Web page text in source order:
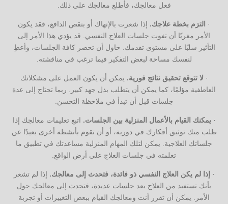
فعل معالجك، فأطلع معالجك على ذلك.
· التزم بخطة علاجك. إذا شعرت بالإنهاك أو بنقص الدافع، فقد يكون
الأمر مغريًا أن تفوت جلسات العلاج النفسي. قد يؤدي هذا الأمر إلى
التأثير سلبًا على مستوى تقدمك. حاول أن تحضر كافة الجلسات، وأعطِ
لنفسك مساحة لبعض التفكير فيما ترغب في مناقشته.
· لا تتوقع تحقيق نتائج فورية. يمكن أن يكون العمل على مشكلاتك
العاطفية مؤلمًا، كما يمكن أن يتطلب بذل جهد كبير. ربما تحتاج إلى عدة
جلسات قبل أن تبدأ في ملاحظة التحسن.
·يمكنك القيام بالأعمال المنزلية بين الجلسات. اتبع تعليمات معالجك إذا
طلب منك توثيق أفكارك في دورية، أو أن تقوم بأنشطة أخرى بعيدًا عن
جلساتك العلاجية. يمكن لتلك المهام المنزلية مساعدتك في تطبيق ما
تعلمته في جلسات العلاج على أرض الواقع.
· إذا لم يكن العلاج النفسي ذو فائدة، فتحدث إلى معالجك. إذا لم تشعر
بأنك تستفيد من العلاج بعد جلسات عديدة، فتحدث إلى معالجك حول
الأمر. يمكن أن تقرر أنت ومعالجك القيام ببعض التغييرات أو تجربة